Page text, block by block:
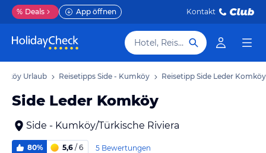
% Deals App öffnen Kontakt
Hotel, Reiseziel
Urlaub Reisetipps Side - Kumköy Reisetipp Side Leder Komköy
Side Leder Komköy
Side - Kumköy/Türkische Riviera
80% 5,6 / 6 5 Bewertungen